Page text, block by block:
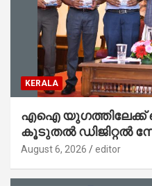
KERALA
എഐ യുഗത്തിലേക്ക്
കൂടുതൽ ഡിജിറ്റൽ
August 6, 2026 editor